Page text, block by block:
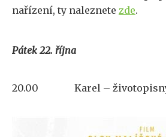
nařízení, ty naleznete zde.
Pátek 22. října
20.00 Karel –